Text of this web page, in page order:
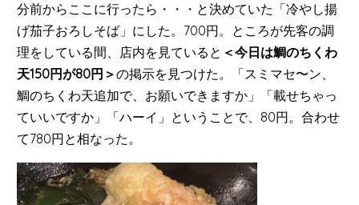
分前からここに行ったら・・・と決めていた「冷やし揚
げ茄子おろしそば」にした。700円。ところが先客の調
理をしている間、店内を見ていると ＜今日は鯛のちくわ
天150円が80円＞の掲示を見つけた。「スミマセ〜ン、
鯛のちくわ天追加で、お願いできますか」「載せちゃっ
ていいですか」「ハーイ」ということで、80円。合わせ
て780円と相なった。